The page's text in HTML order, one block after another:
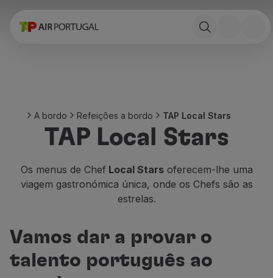
Reservar
Stopover
Informações de viagem
Necessidades especiais
Viajar com animais
A bordo
Voar em Business
Voar em Economy Prime
A bordo Refeições a bordo TAP Local Stars
TAP Local Stars
Os menus de ChefLocal Starsoferecem-lhe uma
viagem gastronómica única, onde os Chefs são as
estrelas.
Vamos dar a provar o
talento português ao